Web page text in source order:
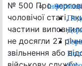
№ 500 Про
чоловічої статі,
частини
не досягли 27
звільнення або